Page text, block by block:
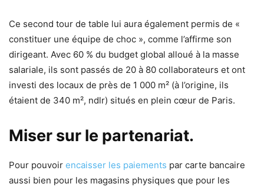
Ce second tour de table lui aura également permis de «
constituer une équipe de choc », comme l’affirme son
dirigeant. Avec 60 % du budget global alloué à la masse
salariale, ils sont passés de 20 à 80 collaborateurs et ont
investi des locaux de près de 1 000 m² (à l’origine, ils
étaient de 340 m², ndlr) situés en plein cœur de Paris.
Miser sur le partenariat.
Pour pouvoir encaisser les paiements par carte bancaire
aussi bien pour les magasins physiques que pour les